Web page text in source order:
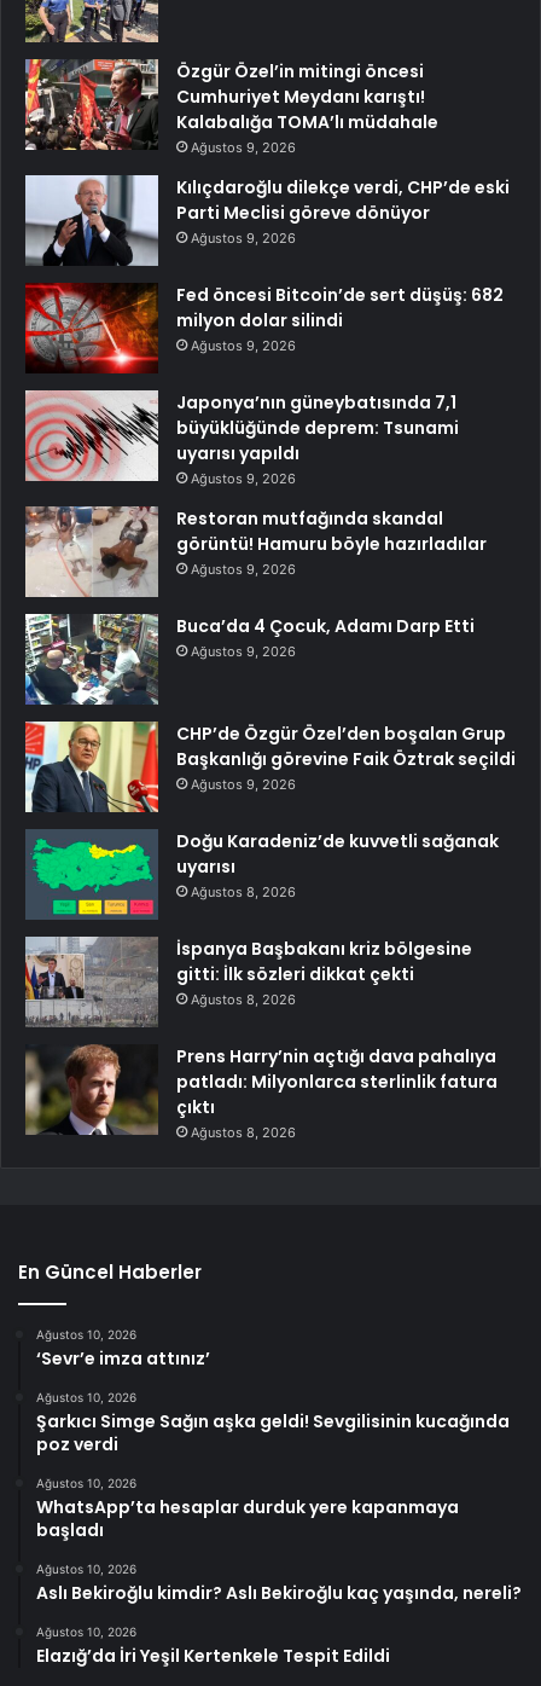
Özgür Özel’in mitingi öncesi
Cumhuriyet Meydanı karıştı!
Kalabalığa TOMA’lı müdahale
Ağustos 9, 2026
Kılıçdaroğlu dilekçe verdi, CHP’de eski
Parti Meclisi göreve dönüyor
Ağustos 9, 2026
Fed öncesi Bitcoin’de sert düşüş: 682
milyon dolar silindi
Ağustos 9, 2026
Japonya’nın güneybatısında 7,1
büyüklüğünde deprem: Tsunami
uyarısı yapıldı
Ağustos 9, 2026
Restoran mutfağında skandal
görüntü! Hamuru böyle hazırladılar
Ağustos 9, 2026
Buca’da 4 Çocuk, Adamı Darp Etti
Ağustos 9, 2026
CHP’de Özgür Özel’den boşalan Grup
Başkanlığı görevine Faik Öztrak seçildi
Ağustos 9, 2026
Doğu Karadeniz’de kuvvetli sağanak
uyarısı
Ağustos 8, 2026
İspanya Başbakanı kriz bölgesine
gitti: İlk sözleri dikkat çekti
Ağustos 8, 2026
Prens Harry’nin açtığı dava pahalıya
patladı: Milyonlarca sterlinlik fatura
çıktı
Ağustos 8, 2026
En Güncel Haberler
Ağustos 10, 2026
‘Sevr’e imza attınız’
Ağustos 10, 2026
Şarkıcı Simge Sağın aşka geldi! Sevgilisinin kucağında
poz verdi
Ağustos 10, 2026
WhatsApp’ta hesaplar durduk yere kapanmaya
başladı
Ağustos 10, 2026
Aslı Bekiroğlu kimdir? Aslı Bekiroğlu kaç yaşında, nereli?
Ağustos 10, 2026
Elazığ’da İri Yeşil Kertenkele Tespit Edildi